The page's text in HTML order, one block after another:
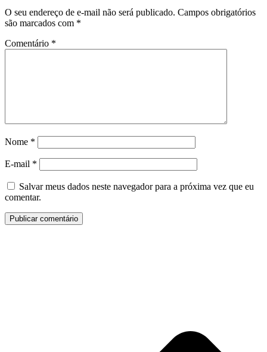
O seu endereço de e-mail não será publicado. Campos obrigatórios
são marcados com *
Comentário *
Nome *
E-mail *
Salvar meus dados neste navegador para a próxima vez que eu
comentar.